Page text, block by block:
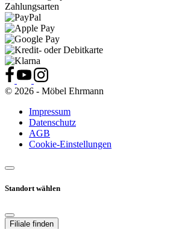
Zahlungsarten
© 2026 - Möbel Ehrmann
Impressum
Datenschutz
AGB
Cookie-Einstellungen
Standort wählen
Filiale finden